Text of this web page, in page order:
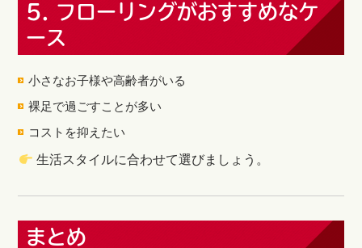
5. フローリングがおすすめなケ
ース
小さなお子様や高齢者がいる
裸足で過ごすことが多い
コストを抑えたい
生活スタイルに合わせて選びましょう。
まとめ